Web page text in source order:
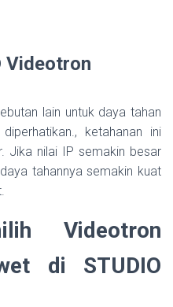
Videotron
lain untuk daya tahan
ketahanan ini
Jika nilai IP semakin besar
tahannya semakin kuat
Videotron
di STUDIO